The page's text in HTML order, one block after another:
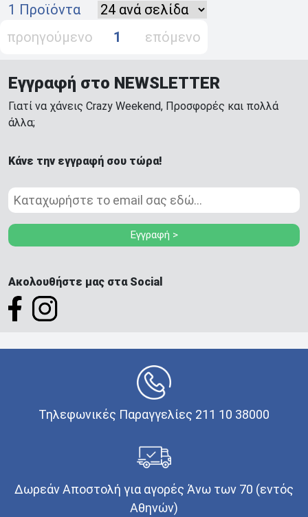
1 Προϊόντα
προηγούμενο
1 επόμενο
Εγγραφή στο NEWSLETTER
Γιατί να χάνεις Crazy Weekend, Προσφορές και πολλά
άλλα;
Κάνε την εγγραφή σου τώρα!
Εγγραφή >
Ακολουθήστε μας στα Social
Τηλεφωνικές Παραγγελίες 211 10 38000
Δωρεάν Αποστολή για αγορές Άνω των 70 (εντός
Αθηνών)